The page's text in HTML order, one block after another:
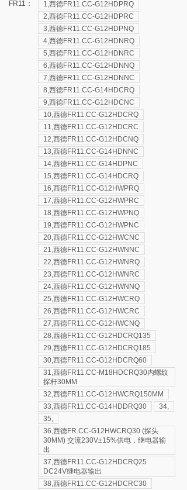
FR11：
1,西德FR11.CC-G12HDPRQ
2,西德FR11.CC-G12HDPRC
3,西德FR11.CC-G12HDPNQ
4,西德FR11.CC-G12HDNRQ
5,西德FR11.CC-G12HDNRC
6,西德FR11.CC-G12HDNNQ
7,西德FR11.CC-G12HDNNC
8,西德FR11.CC-G14HDCRQ
9,西德FR11.CC-G12HDCNC
10,西德FR11.CC-G12HDCRQ
11,西德FR11.CC-G12HDCRC
12,西德FR11.CC-G12HDCNQ
13,西德FR11.CC-G14HDNNC
14,西德FR11.CC-G14HDPNC
15,西德FR11.CC-G14HDCRQ
16,西德FR11.CC-G12HWPRQ
17,西德FR11.CC-G12HWPRC
18,西德FR11.CC-G12HWPNQ
19,西德FR11.CC-G12HWPNC
20,西德FR11.CC-G12HWCNC
21,西德FR11.CC-G12HWNNC
22,西德FR11.CC-G12HWNRQ
23,西德FR11.CC-G12HWNRC
24,西德FR11.CC-G12HWNNQ
25,西德FR11.CC-G12HWCRQ
26,西德FR11.CC-G12HWCRC
27,西德FR11.CC-G12HWCNQ
28,西德FR11.CC-G12HDCRQ135
29,西德FR11.CC-G12HDCRQ185
30,西德FR11.CC-G12HDCRQ60
31,西德FR11.CC-M18HDCRQ30内螺纹
探杆30MM
32,西德FR11.CC-G12HWCRQ150MM
33,西德FR11.CC-G14HDDRQ30
34,
35,
36,西德FR.CC-G12HWCRQ30 (探头
30MM) 交流230V±15%供电，继电器输
出
37,西德FR11.CC-G12HDCRQ25
DC24V继电器输出
38,西德FR11.CC-G12HDCRC30